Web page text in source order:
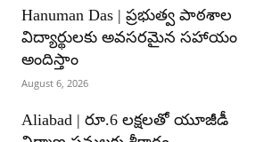
Hanuman Das | ప్రభుత్వ పాఠశాల
విద్యార్థులకు అవసరమైన సహాయం
అందిస్తాం
August 6, 2026
Aliabad | రూ.6 లక్షలతో యూజీడీ